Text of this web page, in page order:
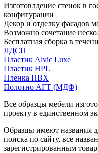
Изготовлдение стенок в
конфигурации
Декор и отделку фасадов
Возможно сочетание
Бесплатная сборка в
ЛДСП
Пластик Alvic Luxe
Пластик HPL
Пленка ПВХ
Полотно АГТ (МДФ)
Все образцы мебели
проекту в единственном
Образцы имеют названия
поиска по сайту, все
зарегистрированным